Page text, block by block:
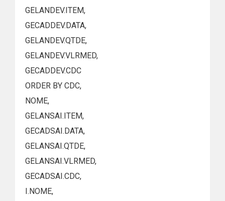
GELANDEV.ITEM,
GECADDEV.DATA,
GELANDEV.QTDE,
GELANDEV.VLRMED,
GECADDEV.CDC
ORDER BY CDC,
NOME,
GELANSAI.ITEM,
GECADSAI.DATA,
GELANSAI.QTDE,
GELANSAI.VLRMED,
GECADSAI.CDC,
I.NOME,